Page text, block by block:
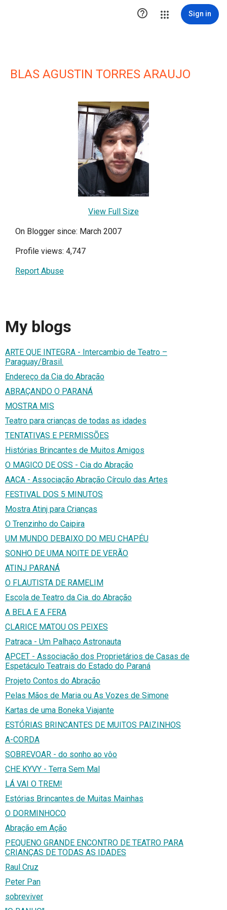
 Sign in
BLAS AGUSTIN TORRES ARAUJO
View Full Size
On Blogger since: March 2007
Profile views: 4,747
Report Abuse
My blogs
ARTE QUE INTEGRA - Intercambio de Teatro –
Paraguay/Brasil.
Endereço da Cia do Abração
ABRAÇANDO O PARANÁ
MOSTRA MIS
Teatro para crianças de todas as idades
TENTATIVAS E PERMISSÕES
Histórias Brincantes de Muitos Amigos
O MAGICO DE OSS - Cia do Abração
AACA - Associação Abração Círculo das Artes
FESTIVAL DOS 5 MINUTOS
Mostra Atinj para Crianças
O Trenzinho do Caipira
UM MUNDO DEBAIXO DO MEU CHAPÉU
SONHO DE UMA NOITE DE VERÃO
ATINJ PARANÁ
O FLAUTISTA DE RAMELIM
Escola de Teatro da Cia. do Abração
A BELA E A FERA
CLARICE MATOU OS PEIXES
Patraca - Um Palhaço Astronauta
APCET - Associação dos Proprietários de Casas de
Espetáculo Teatrais do Estado do Paraná
Projeto Contos do Abração
Pelas Mãos de Maria ou As Vozes de Simone
Kartas de uma Boneka Viajante
ESTÓRIAS BRINCANTES DE MUITOS PAIZINHOS
A-CORDA
SOBREVOAR - do sonho ao vôo
CHE KYVY - Terra Sem Mal
LÁ VAI O TREM!
Estórias Brincantes de Muitas Mainhas
O DORMINHOCO
Abração em Ação
PEQUENO GRANDE ENCONTRO DE TEATRO PARA
CRIANÇAS DE TODAS AS IDADES
Raul Cruz
Peter Pan
sobreviver